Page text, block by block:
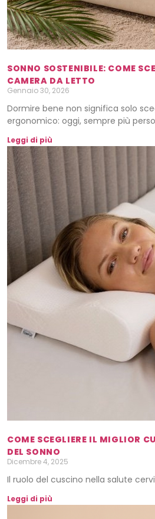
SONNO SOSTENIBILE: COME
CAMERA DA LETTO
Gennaio 30, 2026
Dormire bene non significa solo
ergonomico: oggi, sempre più
Leggi di più
COME SCEGLIERE IL MIGLIOR
DEL SONNO
Dicembre 4, 2025
Il ruolo del cuscino nella salute
Leggi di più